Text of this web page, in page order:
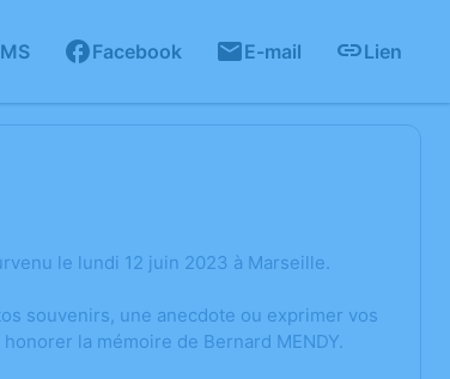
Facebook E-mail Lien
le lundi 12 juin 2023 à Marseille.
souvenirs, une anecdote ou exprimer vos
la mémoire de Bernard MENDY.